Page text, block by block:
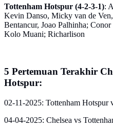
Tottenham Hotspur (4-2-3-1):
Kevin Danso, Micky van de
Bentancur, Joao Palhinha;
Kolo Muani; Richarlison
5 Pertemuan Terakhir
Hotspur:
02-11-2025: Tottenham Hotspur
04-04-2025: Chelsea vs